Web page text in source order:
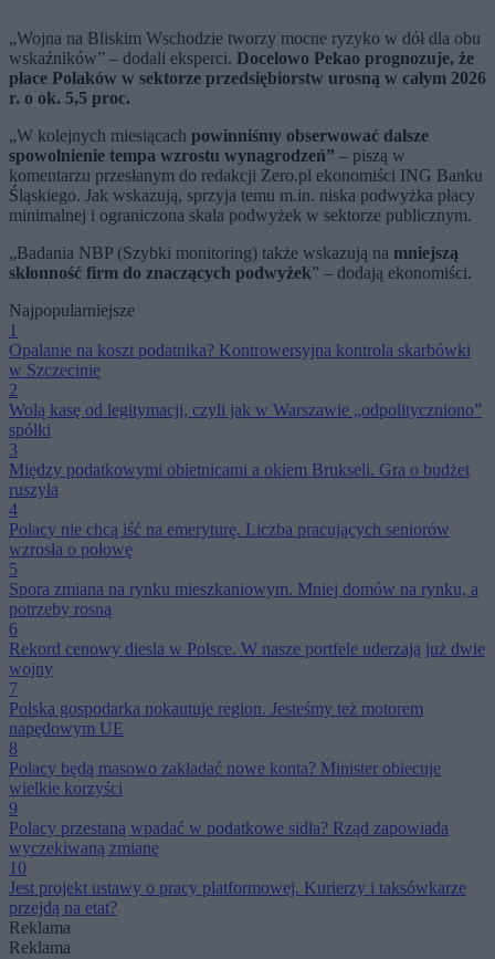
„Wojna na Bliskim Wschodzie tworzy mocne ryzyko w dół dla obu
wskaźników” – dodali eksperci. Docelowo Pekao prognozuje, że
płace Polaków w sektorze przedsiębiorstw urosną w całym 2026
r. o ok. 5,5 proc.
„W kolejnych miesiącach powinniśmy obserwować dalsze
spowolnienie tempa wzrostu wynagrodzeń” – piszą w
komentarzu przesłanym do redakcji Zero.pl ekonomiści ING Banku
Śląskiego. Jak wskazują, sprzyja temu m.in. niska podwyżka płacy
minimalnej i ograniczona skala podwyżek w sektorze publicznym.
„Badania NBP (Szybki monitoring) także wskazują na mniejszą
skłonność firm do znaczących podwyżek” – dodają ekonomiści.
Najpopularniejsze
1
Opalanie na koszt podatnika? Kontrowersyjna kontrola skarbówki
w Szczecinie
2
Wolą kasę od legitymacji, czyli jak w Warszawie „odpolityczniono”
spółki
3
Między podatkowymi obietnicami a okiem Brukseli. Gra o budżet
ruszyła
4
Polacy nie chcą iść na emeryturę. Liczba pracujących seniorów
wzrosła o połowę
5
Spora zmiana na rynku mieszkaniowym. Mniej domów na rynku, a
potrzeby rosną
6
Rekord cenowy diesla w Polsce. W nasze portfele uderzają już dwie
wojny
7
Polska gospodarka nokautuje region. Jesteśmy też motorem
napędowym UE
8
Polacy będą masowo zakładać nowe konta? Minister obiecuje
wielkie korzyści
9
Polacy przestaną wpadać w podatkowe sidła? Rząd zapowiada
wyczekiwaną zmianę
10
Jest projekt ustawy o pracy platformowej. Kurierzy i taksówkarze
przejdą na etat?
Reklama
Reklama